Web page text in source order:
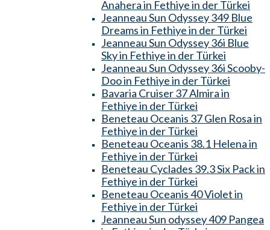
Anahera in Fethiye in der Türkei
Jeanneau Sun Odyssey 349 Blue
Dreams in Fethiye in der Türkei
Jeanneau Sun Odyssey 36i Blue
Sky in Fethiye in der Türkei
Jeanneau Sun Odyssey 36i Scooby-
Doo in Fethiye in der Türkei
Bavaria Cruiser 37 Almira in
Fethiye in der Türkei
Beneteau Oceanis 37 Glen Rosa in
Fethiye in der Türkei
Beneteau Oceanis 38.1 Helena in
Fethiye in der Türkei
Beneteau Cyclades 39.3 Six Pack in
Fethiye in der Türkei
Beneteau Oceanis 40 Violet in
Fethiye in der Türkei
Jeanneau Sun odyssey 409 Pangea